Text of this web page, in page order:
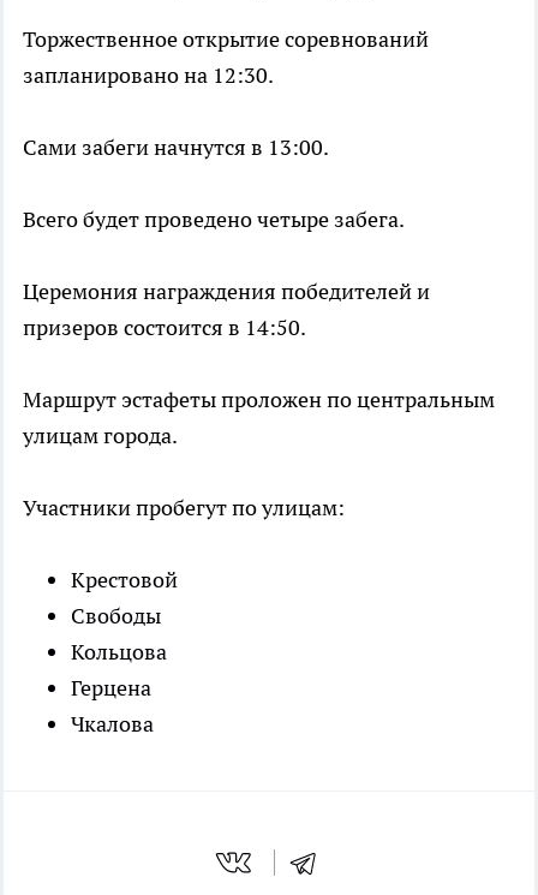
Торжественное открытие соревнований
запланировано на 12:30.
Сами забеги начнутся в 13:00.
Всего будет проведено четыре забега.
Церемония награждения победителей и
призеров состоится в 14:50.
Маршрут эстафеты проложен по центральным
улицам города.
Участники пробегут по улицам:
Крестовой
Свободы
Кольцова
Герцена
Чкалова